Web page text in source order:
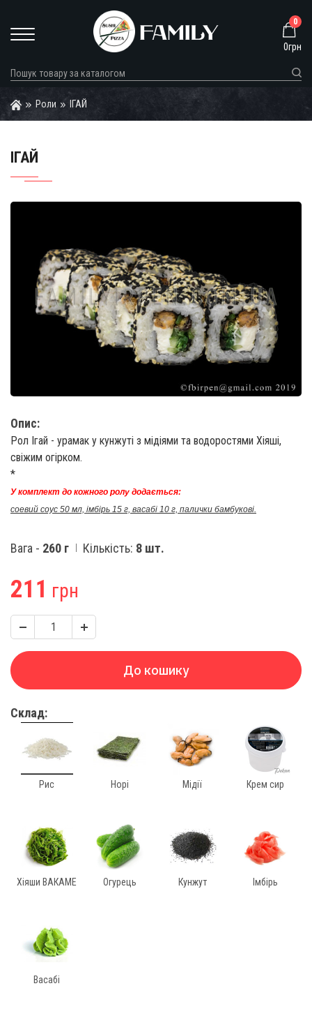
0
0грн
Роли ІГАЙ
ІГАЙ
Опис:
Рол Ігай - урамак у кунжуті з мідіями та водоростями Хіяші,
свіжим огірком.
*
У комплект до кожного ролу додається:
соевий соус 50 мл, імбірь 15 г, васабі 10 г, палички бамбукові.
Вага - 260 г Кількість: 8 шт.
211 грн
До кошику
Склад:
Рис Норі Мідії Крем сир
Хіяши ВАКАМЕ Огурець Кунжут Імбірь
Васабі